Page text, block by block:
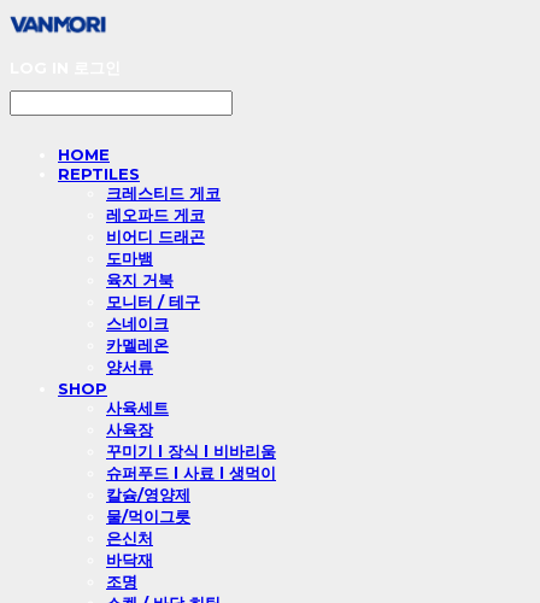
HOME
REPTILES
크레스티드 게코
레오파드 게코
비어디 드래곤
도마뱀
육지 거북
모니터 / 테구
스네이크
카멜레온
양서류
SHOP
사육세트
사육장
꾸미기 l 장식 l 비바리움
슈퍼푸드 l 사료 l 생먹이
칼슘/영양제
물/먹이그릇
은신처
바닥재
조명